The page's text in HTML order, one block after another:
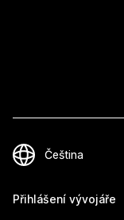
Přihlášení vývojáře